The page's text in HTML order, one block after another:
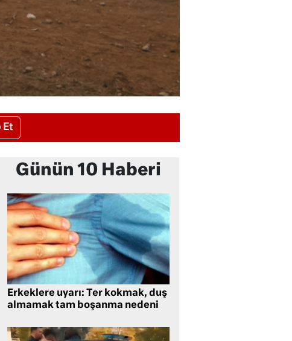
Et
Günün 10 Haberi
Erkeklere uyarı: Ter kokmak, duş
almamak tam boşanma nedeni